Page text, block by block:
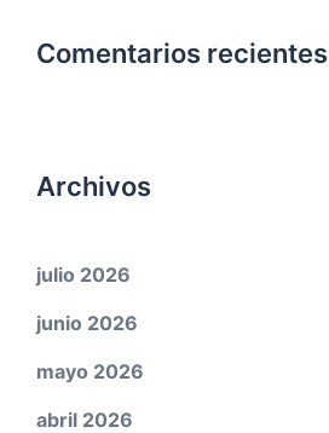
Comentarios recientes
Archivos
julio 2026
junio 2026
mayo 2026
abril 2026